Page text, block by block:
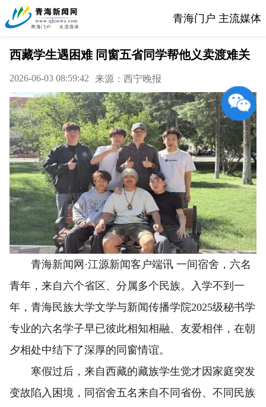
青海门户 主流媒体
西藏学生遇困难 同窗五省同学帮他义卖渡难关
2026-06-03 08:59:42 来源：西宁晚报
青海新闻网·江源新闻客户端讯 一间宿舍，六名
青年，来自六个省区、分属多个民族。入学不到一
年，青海民族大学文学与新闻传播学院2025级秘书学
专业的六名学子早已彼此相知相融、友爱相伴，在朝
夕相处中结下了深厚的同窗情谊。
寒假过后，来自西藏的藏族学生觉才因家庭突发
变故陷入困境，同宿舍五名来自不同省份、不同民族